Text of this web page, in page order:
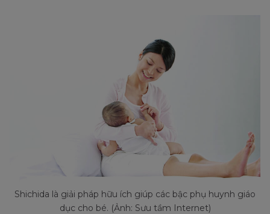
Shichida là giải pháp hữu ích giúp các bậc phụ huynh giáo
dục cho bé. (Ảnh: Sưu tầm Internet)